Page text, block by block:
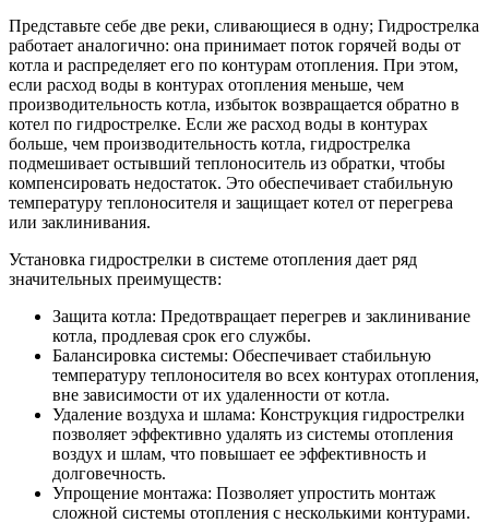
Представьте себе две реки, сливающиеся в одну; Гидрострелка
работает аналогично: она принимает поток горячей воды от
котла и распределяет его по контурам отопления. При этом,
если расход воды в контурах отопления меньше, чем
производительность котла, избыток возвращается обратно в
котел по гидрострелке. Если же расход воды в контурах
больше, чем производительность котла, гидрострелка
подмешивает остывший теплоноситель из обратки, чтобы
компенсировать недостаток. Это обеспечивает стабильную
температуру теплоносителя и защищает котел от перегрева
или заклинивания.
Установка гидрострелки в системе отопления дает ряд
значительных преимуществ:
Защита котла: Предотвращает перегрев и заклинивание
котла, продлевая срок его службы.
Балансировка системы: Обеспечивает стабильную
температуру теплоносителя во всех контурах отопления,
вне зависимости от их удаленности от котла.
Удаление воздуха и шлама: Конструкция гидрострелки
позволяет эффективно удалять из системы отопления
воздух и шлам, что повышает ее эффективность и
долговечность.
Упрощение монтажа: Позволяет упростить монтаж
сложной системы отопления с несколькими контурами.